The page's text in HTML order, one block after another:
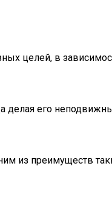
целей, в
делая его
из преимуществ